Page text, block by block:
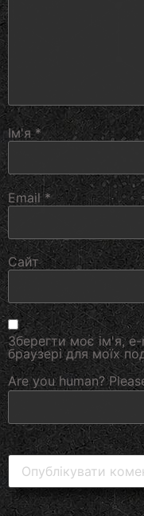
Ім'я*
Email*
Сайт
Зберегти моє ім'я,
браузері для моїх
Are you human?